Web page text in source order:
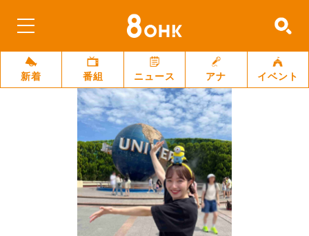
新着 番組 ニュース アナ イベント